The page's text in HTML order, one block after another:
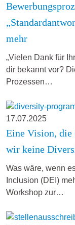
mehr
„Vielen Dank für
dir bekannt vor?
Prozessen…
17.07.2025
Eine Vision, die
wir keine
Was wäre, wenn
Inclusion (DEI)
Workshop zur…